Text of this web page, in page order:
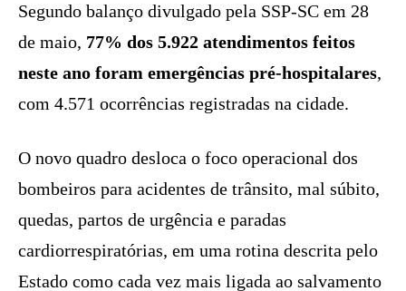
Segundo balanço divulgado pela SSP-SC em 28
de maio, 77% dos 5.922 atendimentos feitos
neste ano foram emergências pré-hospitalares,
com 4.571 ocorrências registradas na cidade.
O novo quadro desloca o foco operacional dos
bombeiros para acidentes de trânsito, mal súbito,
quedas, partos de urgência e paradas
cardiorrespiratórias, em uma rotina descrita pelo
Estado como cada vez mais ligada ao salvamento